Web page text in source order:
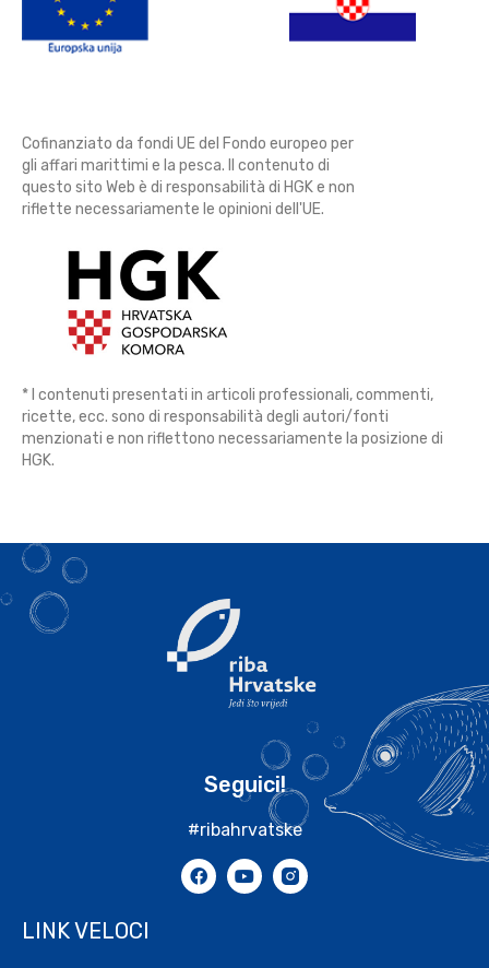
Cofinanziato da fondi UE del Fondo europeo per
gli affari marittimi e la pesca. Il contenuto di
questo sito Web è di responsabilità di HGK e non
riflette necessariamente le opinioni dell'UE.
* I contenuti presentati in articoli professionali, commenti,
ricette, ecc. sono di responsabilità degli autori/fonti
menzionati e non riflettono necessariamente la posizione di
HGK.
Seguici!
#ribahrvatske
LINK VELOCI